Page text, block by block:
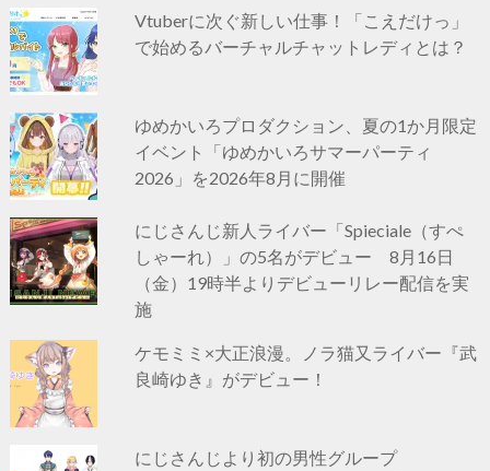
Vtuberに次ぐ新しい仕事！「こえだけっ」
で始めるバーチャルチャットレディとは？
ゆめかいろプロダクション、夏の1か月限定
イベント「ゆめかいろサマーパーティ
2026」を2026年8月に開催
にじさんじ新人ライバー「Spieciale（すぺ
しゃーれ）」の5名がデビュー 8月16日
（金）19時半よりデビューリレー配信を実
施
ケモミミ×大正浪漫。ノラ猫又ライバー『武
良崎ゆき』がデビュー！
にじさんじより初の男性グループ